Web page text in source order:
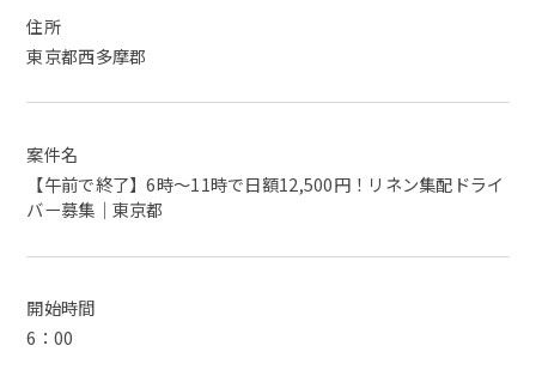
住所
東京都西多摩郡
案件名
【午前で終了】6時～11時で日額12,500円！リネン集配ドライ
バー募集｜東京都
開始時間
6：00